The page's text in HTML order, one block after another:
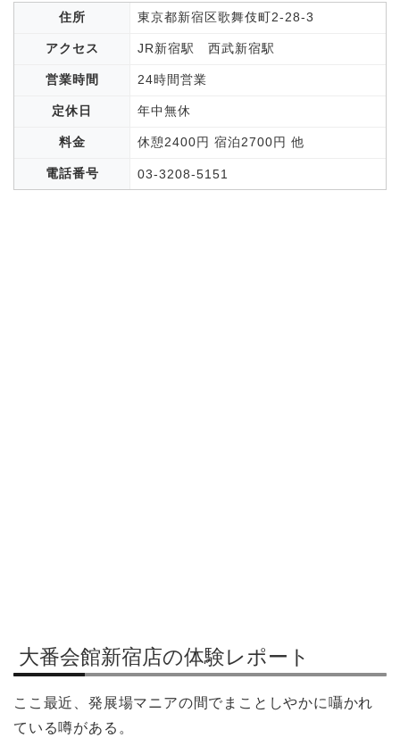
住所 東京都新宿区歌舞伎町2-28-3
アクセス JR新宿駅 西武新宿駅
営業時間 24時間営業
定休日 年中無休
料金 休憩2400円 宿泊2700円 他
電話番号 03-3208-5151
大番会館新宿店の体験レポート
ここ最近、発展場マニアの間でまことしやかに囁かれ
ている噂がある。